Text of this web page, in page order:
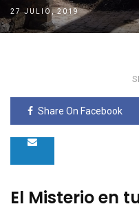
27 JULIO, 2019
Share On Facebook
El Misterio en